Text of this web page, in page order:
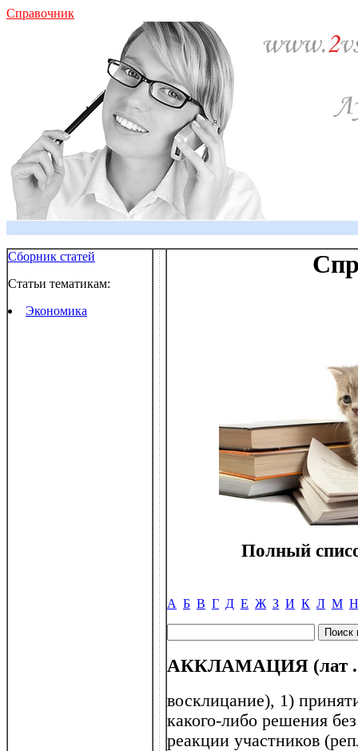
Справочник
Сборник статей
Статьи тематикам:
Экономика
Полный
А Б В Г Д Е Ж З И К Л М Н
АККЛАМАЦИЯ (лат .
восклицание), 1)
какого-либо решения
реакции участников